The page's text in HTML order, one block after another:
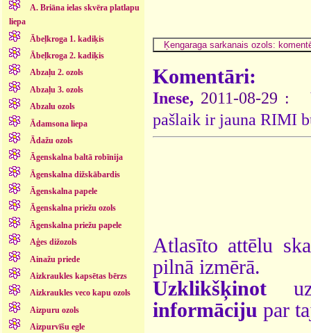
A. Briāna ielas skvēra platlapu
liepa
Ābeļkroga 1. kadiķis
Ābeļkroga 2. kadiķis
Abzaļu 2. ozols
Abzaļu 3. ozols
Abzalu ozols
Ādamsona liepa
Ādažu ozols
Āgenskalna baltā robīnija
Āgenskalna dižskābardis
Āgenskalna papele
Āgenskalna priežu ozols
Āgenskalna priežu papele
Aģes dižozols
Ainažu priede
Aizkraukles kapsētas bērzs
Aizkraukles veco kapu ozols
Aizpuru ozols
Aizpurvīšu egle
Komentāri:
Inese, 2011-08-29 :
pašlaik ir jauna RIMI
Atlasīto attēlu
pilnā izmērā.
Uzklikšķinot
informāciju par